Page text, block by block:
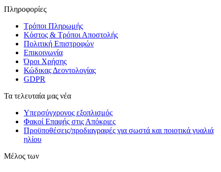
Πληροφορίες
Τρόποι Πληρωμής
Κόστος & Τρόποι Αποστολής
Πολιτική Επιστροφών
Επικοινωνία
Όροι Χρήσης
Κώδικας Δεοντολογίας
GDPR
Τα τελευταία μας νέα
Υπερσύγχρονος εξοπλισμός
Φακοί Επαφής στις Απόκριες
Προϋποθέσεις/προδιαγραφές για σωστά και ποιοτικά γυαλιά
ηλίου
Μέλος των